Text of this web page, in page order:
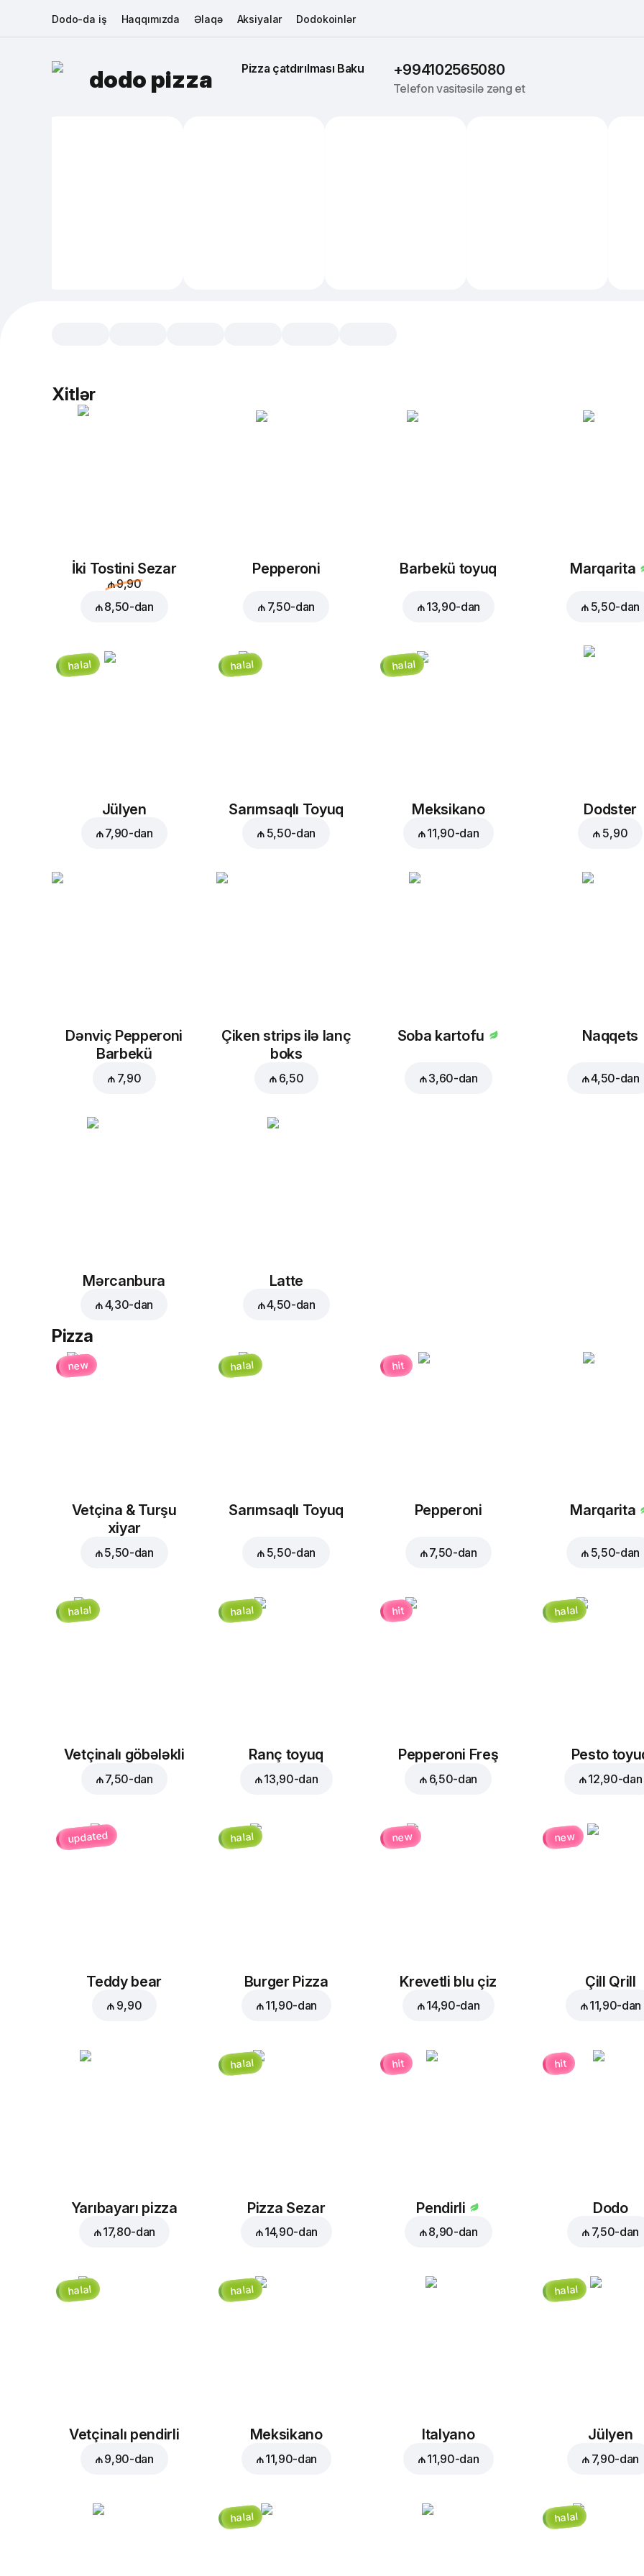
Dodo-da iş Haqqımızda Əlaqə Aksiyalar Dodokoinlər
dodo pizza Pizza çatdırılması Baku +994102565080
Telefon vasitəsilə zəng et
Xitlər
İki Tostini Sezar
₼ 9,90
₼ 8,50-dan
Pepperoni
₼ 7,50-dan
Barbekü toyuq
₼ 13,90-dan
Marqarita
₼ 5,50-dan
halal
Jülyen
₼ 7,90-dan
halal
Sarımsaqlı Toyuq
₼ 5,50-dan
halal
Meksikano
₼ 11,90-dan
Dodster
₼ 5,90
Dənviç Pepperoni
Barbekü
₼ 7,90
Çiken strips ilə lanç
boks
₼ 6,50
Soba kartofu
₼ 3,60-dan
Naqqets
₼ 4,50-dan
Mərcanbura
₼ 4,30-dan
Latte
₼ 4,50-dan
Pizza
new
Vetçina & Turşu
xiyar
₼ 5,50-dan
halal
Sarımsaqlı Toyuq
₼ 5,50-dan
hit
Pepperoni
₼ 7,50-dan
Marqarita
₼ 5,50-dan
halal
Vetçinalı göbələkli
₼ 7,50-dan
halal
Ranç toyuq
₼ 13,90-dan
hit
Pepperoni Freş
₼ 6,50-dan
halal
Pesto
₼ 12,90-dan
updated
Teddy bear
₼ 9,90
halal
Burger Pizza
₼ 11,90-dan
new
Krevetli blu çiz
₼ 14,90-dan
new
Çill Qrill
₼ 11,90-dan
Yarıbayarı pizza
₼ 17,80-dan
halal
Pizza Sezar
₼ 14,90-dan
hit
Pendirli
₼ 8,90-dan
hit
Dodo
₼ 7,50-dan
halal
Vetçinalı pendirli
₼ 9,90-dan
halal
Meksikano
₼ 11,90-dan
Italyano
₼ 11,90-dan
halal
Jülyen
₼ 7,90-dan
halal halal